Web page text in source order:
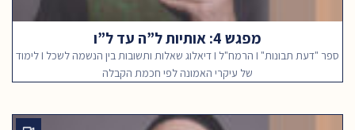
מפגש 4: אותיות ל”ה עד ל”ו
ספר "דעת תבונות" I הרמח"ל I דיאלוג שאלות ותשובות בין הנשמה לשכל I לימוד
של עיקרי האמונה לפי חכמת הקבלה